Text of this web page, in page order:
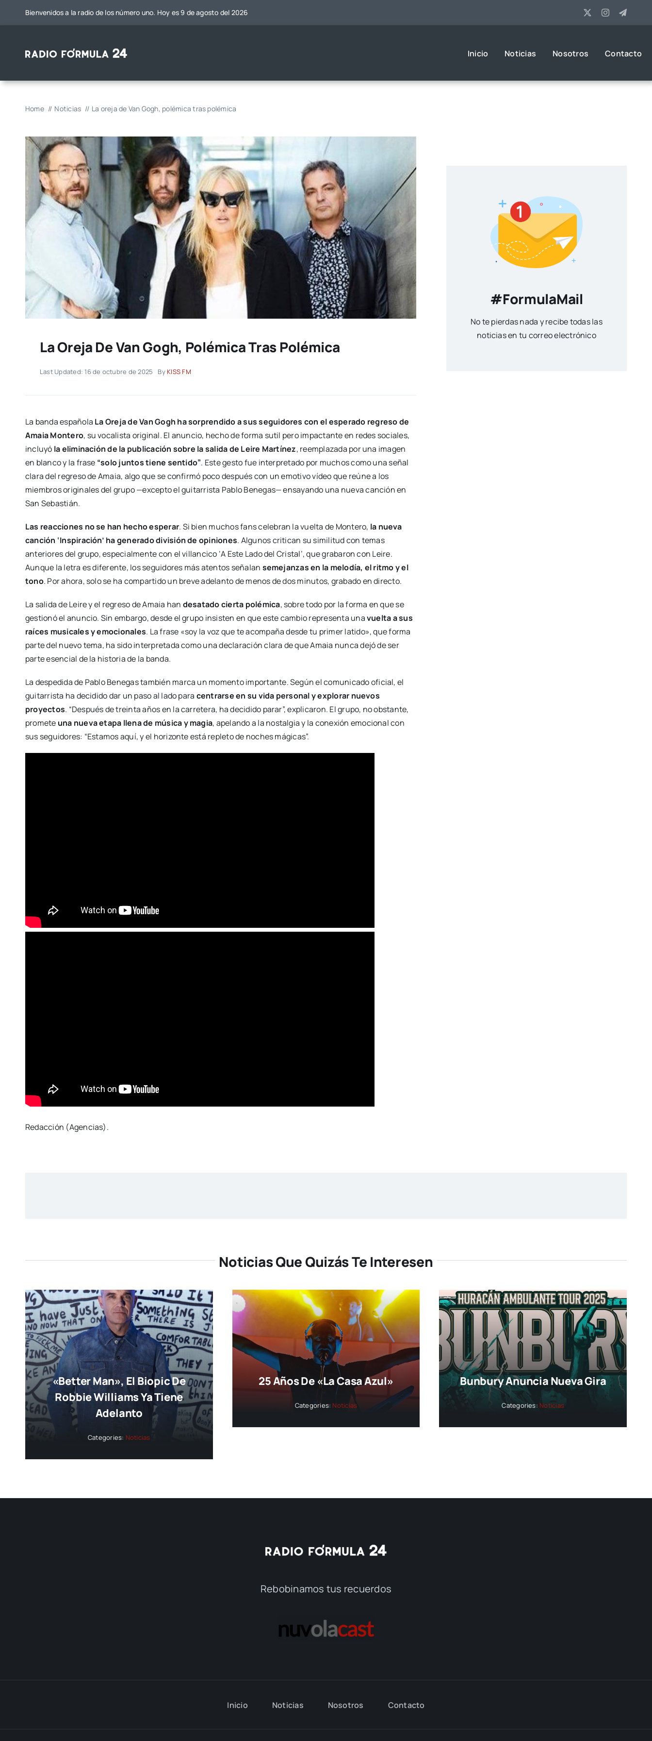
Bienvenidos a la radio de los número uno. Hoy es 9 de agosto del 2026
Inicio Noticias Nosotros Contacto
Home Noticias La oreja de Van Gogh, polémica tras polémica
La Oreja De Van Gogh, Polémica Tras Polémica
Last Updated: 16 de octubre de 2025 By KISS FM
La banda española La Oreja de Van Gogh ha sorprendido a sus seguidores con el esperado regreso de
Amaia Montero, su vocalista original. El anuncio, hecho de forma sutil pero impactante en redes sociales,
incluyó la eliminación de la publicación sobre la salida de Leire Martínez, reemplazada por una imagen
en blanco y la frase “solo juntos tiene sentido”. Este gesto fue interpretado por muchos como una señal
clara del regreso de Amaia, algo que se confirmó poco después con un emotivo vídeo que reúne a los
miembros originales del grupo —excepto el guitarrista Pablo Benegas— ensayando una nueva canción en
San Sebastián.
Las reacciones no se han hecho esperar. Si bien muchos fans celebran la vuelta de Montero, la nueva
canción ‘Inspiración’ ha generado división de opiniones. Algunos critican su similitud con temas
anteriores del grupo, especialmente con el villancico ‘A Este Lado del Cristal’, que grabaron con Leire.
Aunque la letra es diferente, los seguidores más atentos señalan semejanzas en la melodía, el ritmo y el
tono. Por ahora, solo se ha compartido un breve adelanto de menos de dos minutos, grabado en directo.
La salida de Leire y el regreso de Amaia han desatado cierta polémica, sobre todo por la forma en que se
gestionó el anuncio. Sin embargo, desde el grupo insisten en que este cambio representa unavuelta a sus
raíces musicales y emocionales. La frase «soy la voz que te acompaña desde tu primer latido», que forma
parte del nuevo tema, ha sido interpretada como una declaración clara de que Amaia nunca dejó de ser
parte esencial de la historia de la banda.
La despedida de Pablo Benegas también marca un momento importante. Según el comunicado oficial, el
guitarrista ha decidido dar un paso al lado para centrarse en su vida personal y explorar nuevos
proyectos. “Después de treinta años en la carretera, ha decidido parar”, explicaron. El grupo, no obstante,
promete una nueva etapa llena de música y magia, apelando a la nostalgia y la conexión emocional con
sus seguidores: “Estamos aquí, y el horizonte está repleto de noches mágicas”.
Redacción (Agencias).
#FormulaMail
No te pierdas nada y recibe todas las
noticias en tu correo electrónico
Noticias Que Quizás Te Interesen
«Better Man», El Biopic De
Robbie Williams Ya Tiene
Adelanto
Categories: Noticias
25 Años De «La Casa Azul»
Categories: Noticias
Bunbury Anuncia Nueva Gira
Categories: Noticias
Rebobinamos tus recuerdos
Inicio Noticias Nosotros Contacto